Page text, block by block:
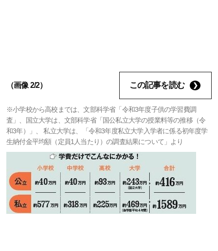
（画像 2/2） この記事を読む
※小学校から高校までは、文部科学省「令和3年度子供の学習費調
査」、国立大学は、文部科学省「国公私立大学の授業料等の推移（令
和3年）」、 私立大学は、「令和3年度私立大学入学者に係る初年度学
生納付金平均額（定員1人当たり）の調査結果について」より